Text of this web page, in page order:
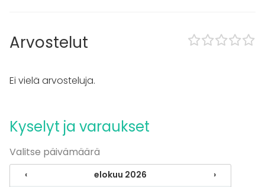
Muistiinpanovälineet
Tapahtumatyypit
Saunailta
Illallinen / lounas
Kokous
Seminaari / konferenssi
Messut
Arvostelut
Ei vielä arvosteluja.
Kyselyt ja varaukset
Valitse päivämäärä
‹ elokuu 2026 ›